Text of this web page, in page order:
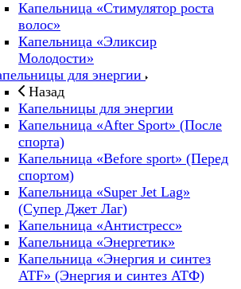
Капельница «Стимулятор роста
волос»
Капельница «Эликсир
Молодости»
для энергии
Назад
Капельницы для энергии
Капельница «After Sport» (После
спорта)
Капельница «Before sport» (Перед
спортом)
Капельница «Super Jet Lag»
(Супер Джет Лаг)
Капельница «Антистресс»
Капельница «Энергетик»
Капельница «Энергия и синтез
ATF» (Энергия и синтез АТФ)